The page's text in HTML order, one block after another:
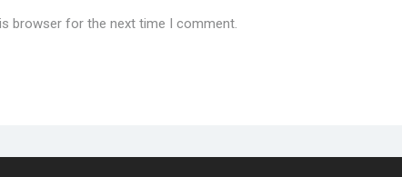
browser for the next time I comment.